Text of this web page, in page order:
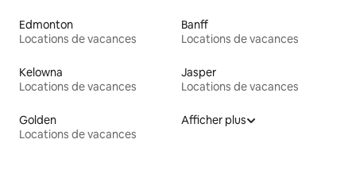
Edmonton
Locations de vacances
Banff
Locations de vacances
Kelowna
Locations de vacances
Jasper
Locations de vacances
Golden
Locations de vacances
Afficher plus